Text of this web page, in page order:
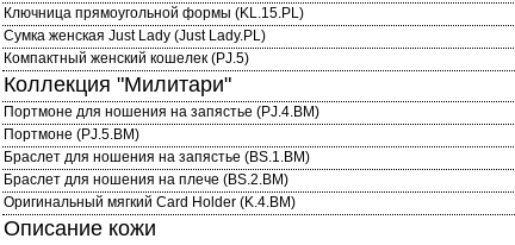
Ключница прямоугольной формы (KL.15.PL)
Сумка женская Just Lady (Just Lady.PL)
Компактный женский кошелек (PJ.5)
Коллекция "Милитари"
Портмоне для ношения на запястье (PJ.4.BM)
Портмоне (PJ.5.BM)
Браслет для ношения на запястье (BS.1.BM)
Браслет для ношения на плече (BS.2.BM)
Оригинальный мягкий Card Holder (K.4.BM)
Описание кожи